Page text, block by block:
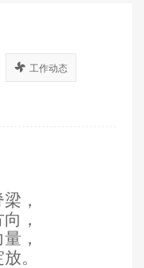
工作动态
，
，
，
。